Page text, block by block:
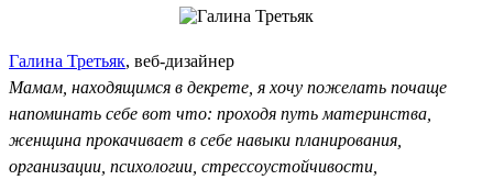
Галина Третьяк, веб-дизайнер
Мамам, находящимся в декрете, я хочу пожелать почаще
напоминать себе вот что: проходя путь материнства,
женщина прокачивает в себе навыки планирования,
организации, психологии, стрессоустойчивости,